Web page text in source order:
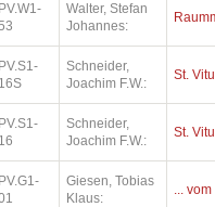
Walter, Stefan
Johannes:
Schneider,
Joachim F.W.:
St.
Schneider,
Joachim F.W.:
St.
Giesen, Tobias
Klaus:
...